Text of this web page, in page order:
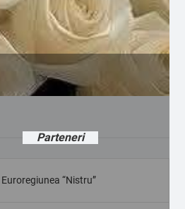
Parteneri
Euroregiunea “Nistru”